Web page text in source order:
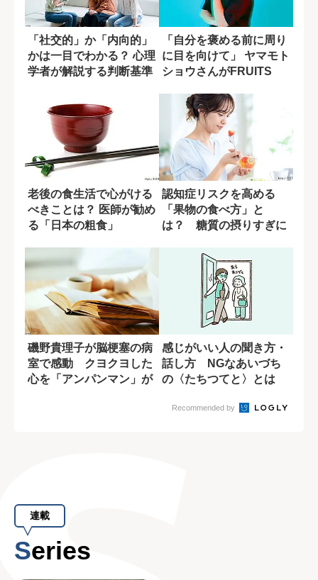
「社交的」か「内向的」
かは一目でわかる？ 心理
学者が解説する判断基準
「自分を褒める前に周り
に目を向けて」 ヤマモト
ショウさんがFRUITS
老後の食生活で心がける
べきことは？ 医師が勧め
る「日本の粗食」
認知症リスクを高める
「果物の食べ方」と
は？ 糖質の摂りすぎに
磯野貴理子が脳梗塞の病
室で感動 クヨクヨした
心を「アンパンマン」が
感じがいい人の聞き方・
話し方 NGなあいづち
の〈たちつてと〉とは
Recommended by
連載
Series